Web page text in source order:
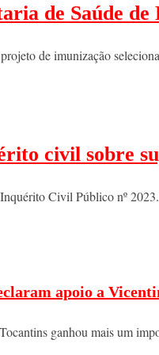
de Saúde
de imunização
civil sobre
Civil Público nº
apoio a
ganhou mais um